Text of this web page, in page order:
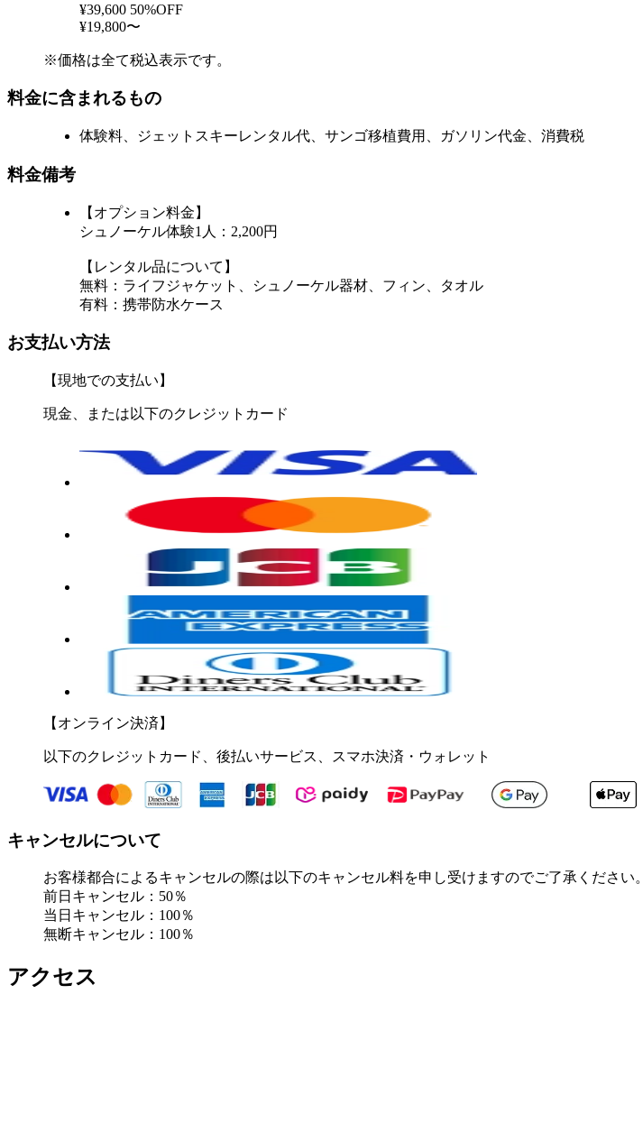
¥39,600 50%OFF
¥19,800〜
※価格は全て税込表示です。
料金に含まれるもの
体験料、ジェットスキーレンタル代、サンゴ移植費用、ガソリン代金、消費税
料金備考
【オプション料金】
シュノーケル体験1人：2,200円
【レンタル品について】
無料：ライフジャケット、シュノーケル器材、フィン、タオル
有料：携帯防水ケース
お支払い方法
【現地での支払い】
現金、または以下のクレジットカード
【オンライン決済】
以下のクレジットカード、後払いサービス、スマホ決済・ウォレット
キャンセルについて
お客様都合によるキャンセルの際は以下のキャンセル料を申し受けますのでご了承ください。
前日キャンセル：50％
当日キャンセル：100％
無断キャンセル：100％
アクセス